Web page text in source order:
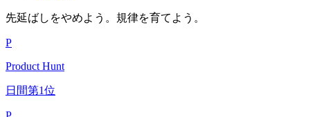
先延ばしをやめよう。規律を育てよう。
P
Product Hunt
日間第1位